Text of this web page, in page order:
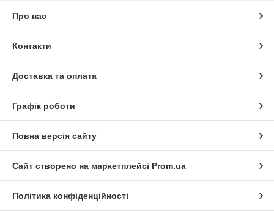
Про нас
Контакти
Доставка та оплата
Графік роботи
Повна версія сайту
Сайт створено на маркетплейсі Prom.ua
Політика конфіденційності